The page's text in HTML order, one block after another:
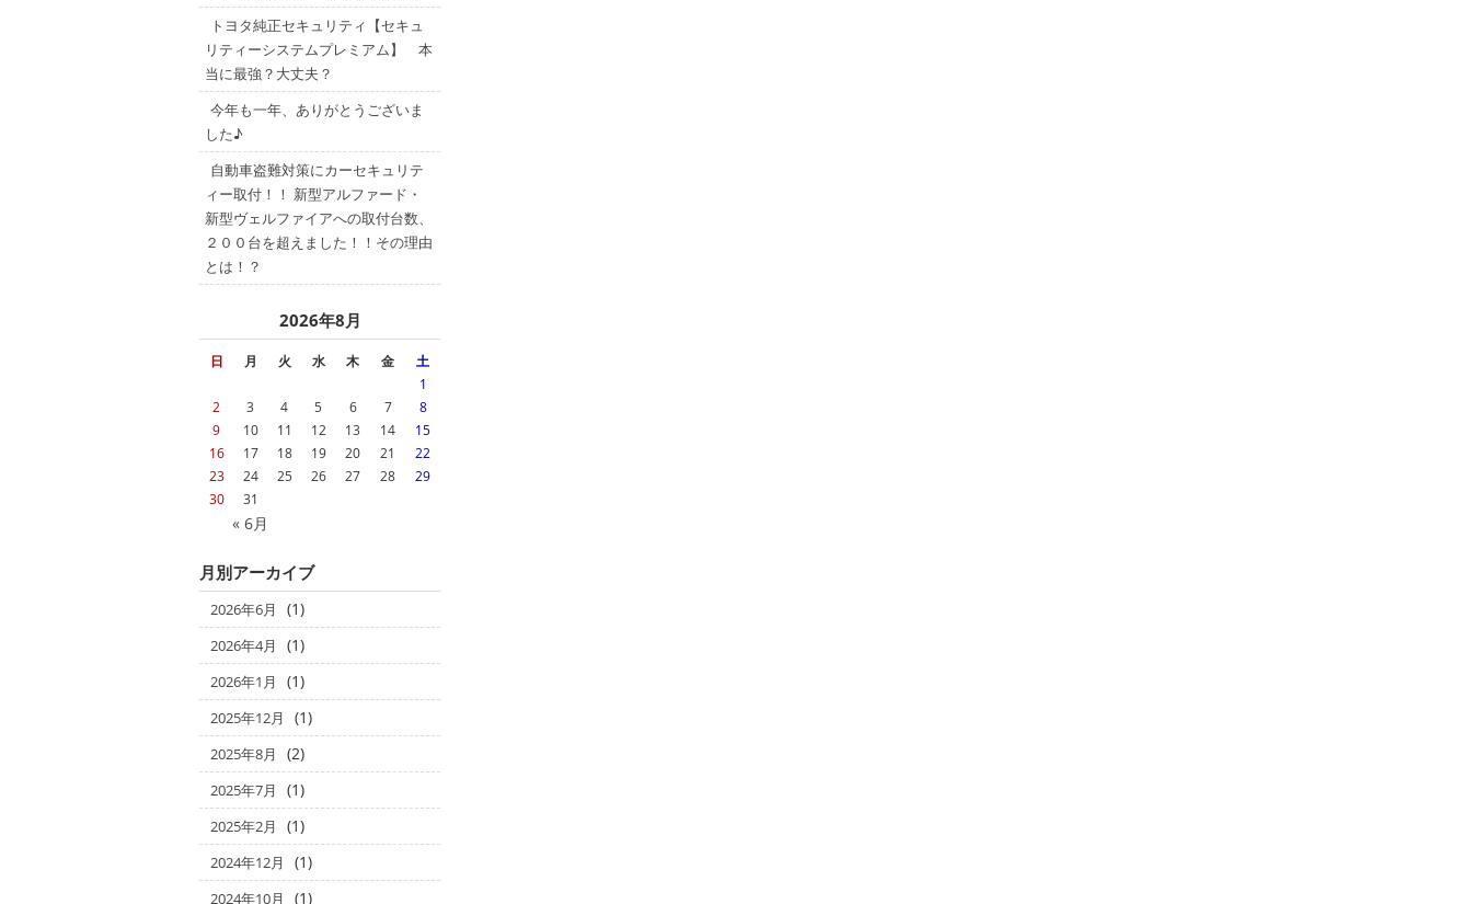
トヨタ純正セキュリティ【セキュ
リティーシステムプレミアム】 本
当に最強？大丈夫？
今年も一年、ありがとうございま
した♪
自動車盗難対策にカーセキュリテ
ィー取付！！ 新型アルファード・
新型ヴェルファイアへの取付台数、
２００台を超えました！！その理由
とは！？
2026年8月
日 月 火 水 木 金 土
« 6月
1
2
3 4 5 6 7
8
9
10 11 12 13 14
15
16
17 18 19 20 21
22
23
24 25 26 27 28
29
30
31
月別アーカイブ
2026年6月 (1)
2026年4月 (1)
2026年1月 (1)
2025年12月 (1)
2025年8月 (2)
2025年7月 (1)
2025年2月 (1)
2024年12月 (1)
2024年10月 (1)